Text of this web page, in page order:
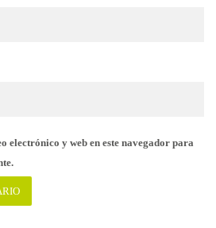
electrónico y web en este navegador para